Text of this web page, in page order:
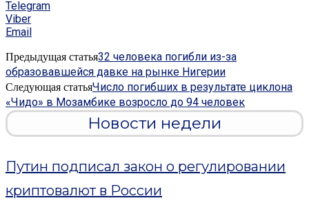
Telegram
Viber
Email
Предыдущая статья32 человека погибли из-за
образовавшейся давке на рынке Нигерии
Следующая статьяЧисло погибших в результате циклона
«Чидо» в Мозамбике возросло до 94 человек
Новости недели
Путин подписал закон о регулировании
криптовалют в России